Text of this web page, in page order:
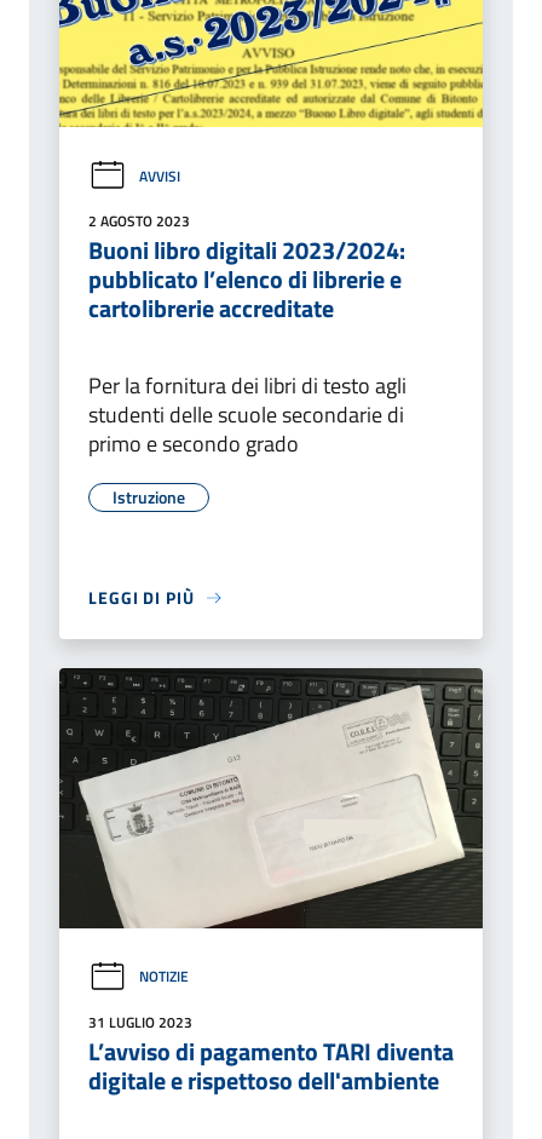
AVVISI
2 AGOSTO 2023
Buoni libro digitali 2023/2024:
pubblicato l’elenco di librerie e
cartolibrerie accreditate
Per la fornitura dei libri di testo agli
studenti delle scuole secondarie di
primo e secondo grado
Istruzione
LEGGI DI PIÙ
NOTIZIE
31 LUGLIO 2023
L’avviso di pagamento TARI diventa
digitale e rispettoso dell'ambiente